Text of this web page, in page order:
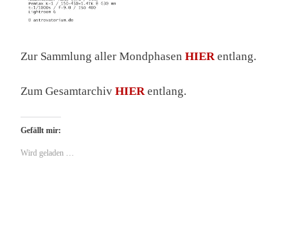
Zur Sammlung aller Mondphasen HIERentlang.
Zum Gesamtarchiv HIER entlang.
Gefällt mir:
Wird geladen …